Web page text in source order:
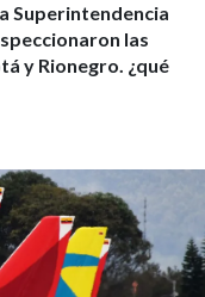
Superintendencia
las
y Rionegro. ¿qué